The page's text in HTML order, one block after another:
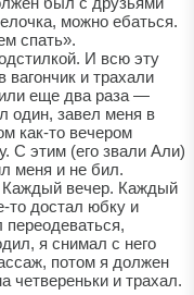
можно ебаться.
спать».
И всю эту
и трахали
еще два раза —
один, завел меня в
как-то вечером
С этим (его звали Али)
меня и не бил.
вечер. Каждый
то достал юбку и
я снимал с него
потом я должен
четвереньки и трахал.